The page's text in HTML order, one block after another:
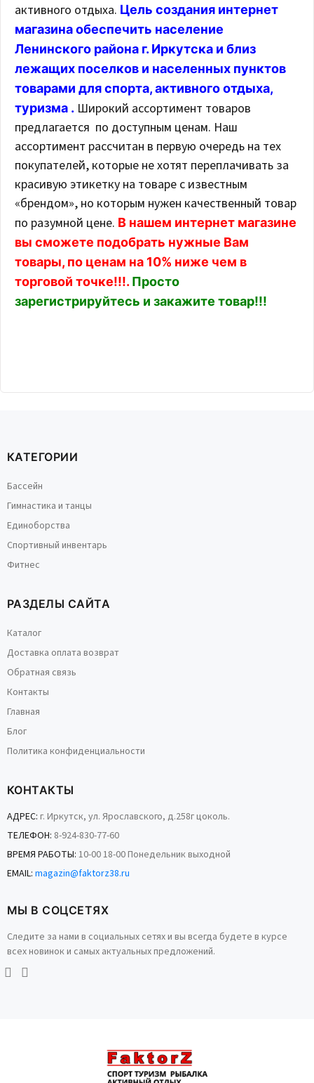
Пояс
разогревочный
PS4-980 Чёрный
SOLO
1 422 руб.
ПОДРОБНЕЕ
Носки низкие
NS11-7 Белый
SOLO
132 руб.
ПОДРОБНЕЕ
Гетры вязаные с
вырезом под пятку
GD1-980 Чёрный
567 руб.
ПОДРОБНЕЕ
Новинка
активного отдыха. Цель создания интернет
магазина обеспечить население
Ленинского района г. Иркутска и близ
лежащих поселков и населенных пунктов
товарами для спорта, активного отдыха,
туризма . Широкий ассортимент товаров
предлагается по доступным ценам. Наш
ассортимент рассчитан в первую очередь на тех
покупателей, которые не хотят переплачивать за
красивую этикетку на товаре с известным
«брендом», но которым нужен качественный товар
по разумной цене. В нашем интернет магазине
вы сможете подобрать нужные Вам
товары, по ценам на 10% ниже чем в
торговой точке!!!. Просто
зарегистрируйтесь и закажите товар!!!
КАТЕГОРИИ
Бассейн
Гимнастика и танцы
Единоборства
Спортивный инвентарь
Фитнес
РАЗДЕЛЫ САЙТА
Каталог
Доставка оплата возврат
Обратная связь
Контакты
Главная
Блог
Политика конфиденциальности
КОНТАКТЫ
АДРЕС: г. Иркутск, ул. Ярославского, д.258г цоколь.
ТЕЛЕФОН: 8-924-830-77-60
ВРЕМЯ РАБОТЫ: 10-00 18-00 Понедельник выходной
EMAIL: magazin@faktorz38.ru
МЫ В СОЦСЕТЯХ
Следите за нами в социальных сетях и вы всегда будете в курсе
всех новинок и самых актуальных предложений.